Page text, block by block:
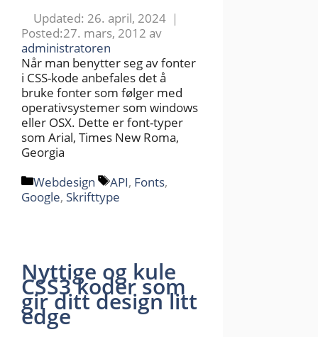
26. april, 2024
27. mars, 2012 av
administratoren
Når man benytter seg av fonter
i CSS-kode anbefales det å
bruke fonter som følger med
operativsystemer som windows
eller OSX. Dette er font-typer
som Arial, Times New Roma,
Georgia
Kategorier
Webdesign Stikkord
API, Fonts,
Google, Skrifttype
Nyttige og kule
CSS3 koder som
gir ditt design litt
edge